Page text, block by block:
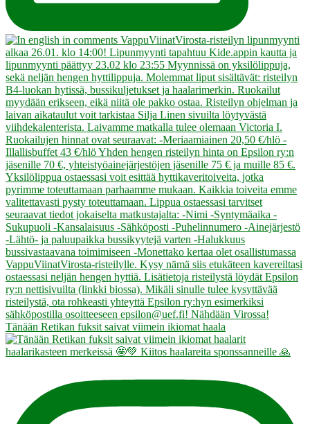
Tänään Retikan fuksit saivat viimein ikiomat haala